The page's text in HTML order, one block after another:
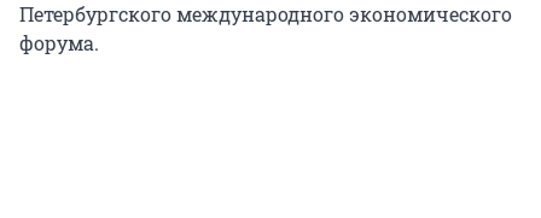
Петербургского международного экономического
форума.